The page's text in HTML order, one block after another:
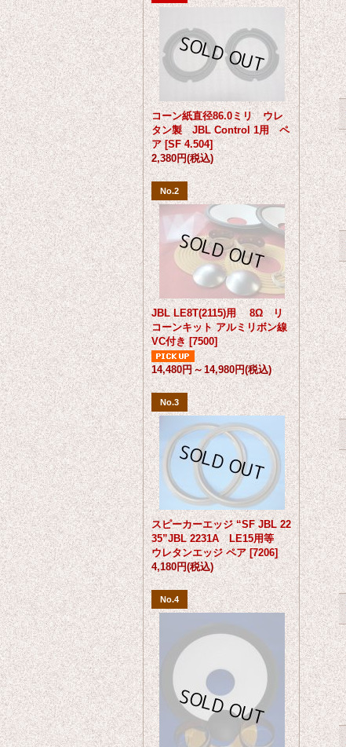
コーン紙直径86.0ミリ ウレ
タン製 JBL Control 1用 ペ
ア [SF 4.504]
2,380円(税込)
No.2
JBL LE8T(2115)用 8Ω リ
コーンキット アルミリボン線
VC付き [7500]
14,480円～14,980円(税込)
No.3
スピーカーエッジ “SF JBL 22
35”JBL 2231A LE15用等
ウレタンエッジ ペア [7206]
4,180円(税込)
No.4